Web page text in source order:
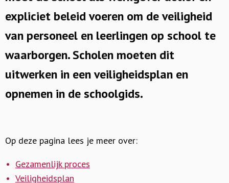
expliciet beleid voeren om de veiligheid
van personeel en leerlingen op school te
waarborgen. Scholen moeten dit
uitwerken in een veiligheidsplan en
opnemen in de schoolgids.
Op deze pagina lees je meer over:
Gezamenlijk proces
Veiligheidsplan